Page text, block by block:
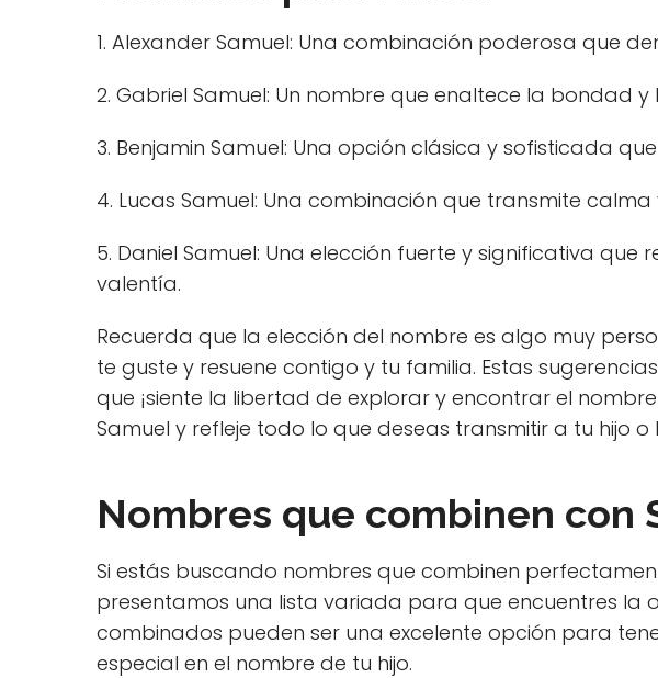
1. Alexander Samuel: Una combinación poderosa que
2. Gabriel Samuel: Un nombre que enaltece la bondad y
3. Benjamin Samuel: Una opción clásica y sofisticada
4. Lucas Samuel: Una combinación que transmite calma
5. Daniel Samuel: Una elección fuerte y significativa que
valentía.
Recuerda que la elección del nombre es algo muy
te guste y resuene contigo y tu familia. Estas
que ¡siente la libertad de explorar y encontrar el
Samuel y refleje todo lo que deseas transmitir a tu hijo o
Nombres que combinen con
Si estás buscando nombres que combinen
presentamos una lista variada para que encuentres la
combinados pueden ser una excelente opción para
especial en el nombre de tu hijo.